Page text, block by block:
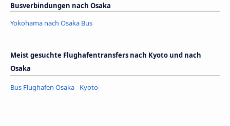
Busverbindungen nach Osaka
Yokohama nach Osaka Bus
Meist gesuchte Flughafentransfers nach Kyoto und nach
Osaka
Bus Flughafen Osaka - Kyoto